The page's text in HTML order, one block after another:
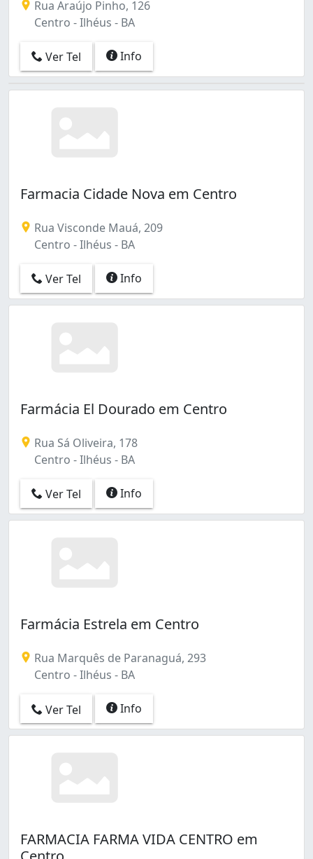
Rua Araújo Pinho, 126
Centro - Ilhéus - BA
Ver Tel Info
Farmacia Cidade Nova em Centro
Rua Visconde Mauá, 209
Centro - Ilhéus - BA
Ver Tel Info
Farmácia El Dourado em Centro
Rua Sá Oliveira, 178
Centro - Ilhéus - BA
Ver Tel Info
Farmácia Estrela em Centro
Rua Marquês de Paranaguá, 293
Centro - Ilhéus - BA
Ver Tel Info
FARMACIA FARMA VIDA CENTRO em